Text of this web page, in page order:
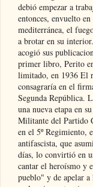
debió empezar a
entonces, envuelto
mediterránea, el
a brotar en su
acogió sus
primer libro, Perito
limitado, en 1936 El
consagraría en el
Segunda República.
una nueva etapa en
Militante del Partido
en el 5º Regimiento,
antifascista, que
días, lo convirtió en
cantar el heroísmo y
pueblo" y de apelar a